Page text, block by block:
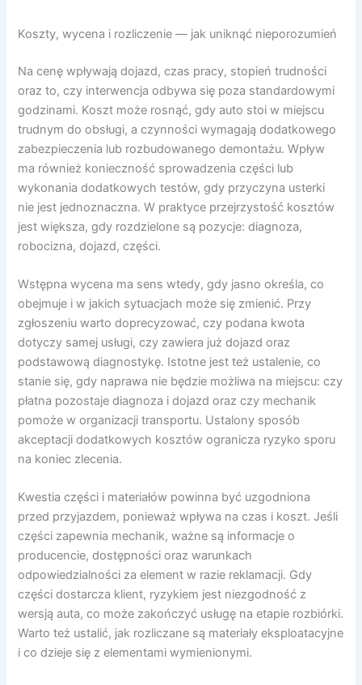
Koszty, wycena i rozliczenie — jak uniknąć nieporozumień
Na cenę wpływają dojazd, czas pracy, stopień trudności
oraz to, czy interwencja odbywa się poza standardowymi
godzinami. Koszt może rosnąć, gdy auto stoi w miejscu
trudnym do obsługi, a czynności wymagają dodatkowego
zabezpieczenia lub rozbudowanego demontażu. Wpływ
ma również konieczność sprowadzenia części lub
wykonania dodatkowych testów, gdy przyczyna usterki
nie jest jednoznaczna. W praktyce przejrzystość kosztów
jest większa, gdy rozdzielone są pozycje: diagnoza,
robocizna, dojazd, części.
Wstępna wycena ma sens wtedy, gdy jasno określa, co
obejmuje i w jakich sytuacjach może się zmienić. Przy
zgłoszeniu warto doprecyzować, czy podana kwota
dotyczy samej usługi, czy zawiera już dojazd oraz
podstawową diagnostykę. Istotne jest też ustalenie, co
stanie się, gdy naprawa nie będzie możliwa na miejscu: czy
płatna pozostaje diagnoza i dojazd oraz czy mechanik
pomoże w organizacji transportu. Ustalony sposób
akceptacji dodatkowych kosztów ogranicza ryzyko sporu
na koniec zlecenia.
Kwestia części i materiałów powinna być uzgodniona
przed przyjazdem, ponieważ wpływa na czas i koszt. Jeśli
części zapewnia mechanik, ważne są informacje o
producencie, dostępności oraz warunkach
odpowiedzialności za element w razie reklamacji. Gdy
części dostarcza klient, ryzykiem jest niezgodność z
wersją auta, co może zakończyć usługę na etapie rozbiórki.
Warto też ustalić, jak rozliczane są materiały eksploatacyjne
i co dzieje się z elementami wymienionymi.